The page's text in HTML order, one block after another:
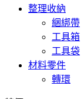
整理收納
綑綁帶
工具箱
工具袋
材料零件
轉環